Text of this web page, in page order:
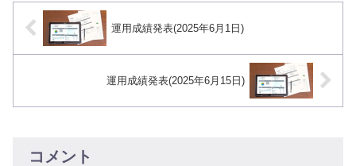
運用成績発表(2025年6月1日)
運用成績発表(2025年6月15日)
コメント